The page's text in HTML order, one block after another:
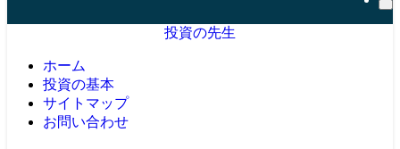
投資の先生
ホーム
投資の基本
サイトマップ
お問い合わせ